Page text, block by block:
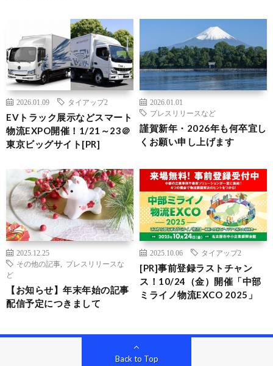
2026.01.09 タイアップ2
EVトラック展示などスマート
物流EXPO開催！1/21～23＠
東京ビッグサイト[PR]
2026.01.01
プレスリリースなど
謹賀新年・2026年も何卒宜し
くお願い申し上げます
2025.12.25
その他の記事
プレスリリースな
ど
【お知らせ】年末年始の記事
配信予定につきまして
2025.10.06 タイアップ2
[PR]事前登録ラストチャン
ス！10/24（金）開催「中部
ミライノ物流EXCO 2025」
Back to Top